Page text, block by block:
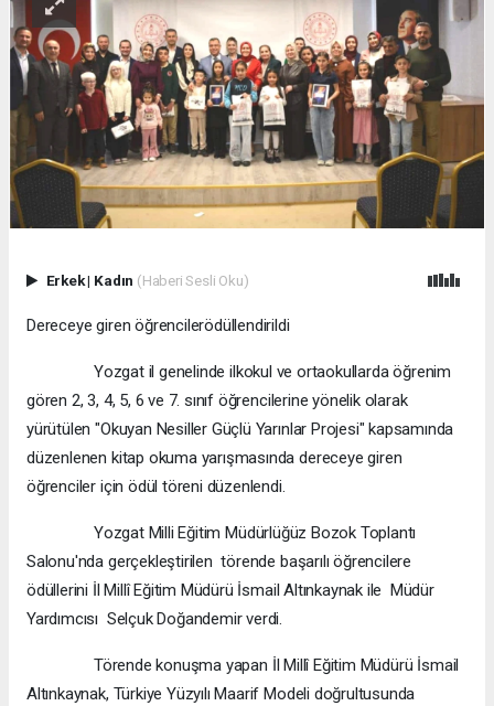
Erkek| Kadın (Haberi Sesli Oku)
Dereceye giren öğrencilerödüllendirildi
Yozgat il genelinde ilkokul ve ortaokullarda öğrenim
gören 2, 3, 4, 5, 6 ve 7. sınıf öğrencilerine yönelik olarak
yürütülen "Okuyan Nesiller Güçlü Yarınlar Projesi" kapsamında
düzenlenen kitap okuma yarışmasında dereceye giren
öğrenciler için ödül töreni düzenlendi.
Yozgat Milli Eğitim Müdürlüğüz Bozok Toplantı
Salonu'nda gerçekleştirilen törende başarılı öğrencilere
ödüllerini İl Millî Eğitim Müdürü İsmail Altınkaynak ile Müdür
Yardımcısı Selçuk Doğandemir verdi.
Törende konuşma yapan İl Millî Eğitim Müdürü İsmail
Altınkaynak, Türkiye Yüzyılı Maarif Modeli doğrultusunda